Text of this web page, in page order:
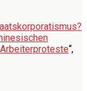
“,